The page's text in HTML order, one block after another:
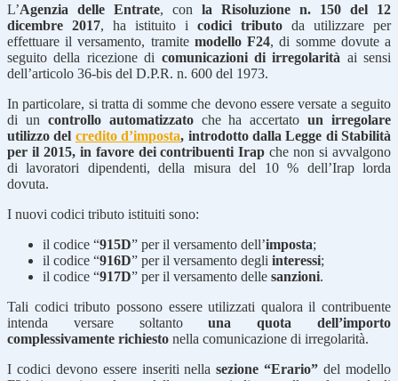
L’Agenzia delle Entrate, con la Risoluzione n. 150 del 12
dicembre 2017, ha istituito i codici tributo da utilizzare per
effettuare il versamento, tramite modello F24, di somme dovute a
seguito della ricezione di comunicazioni di irregolarità ai sensi
dell’articolo 36-bis del D.P.R. n. 600 del 1973.
In particolare, si tratta di somme che devono essere versate a seguito
di un controllo automatizzatoche ha accertato un irregolare
utilizzo del credito d’imposta, introdotto dalla Legge di Stabilità
per il 2015, in favore dei contribuenti Irap che non si avvalgono
di lavoratori dipendenti, della misura del 10 % dell’Irap lorda
dovuta.
I nuovi codici tributo istituiti sono:
il codice “915D” per il versamento dell’imposta;
il codice “916D” per il versamento degli interessi;
il codice “917D” per il versamento delle sanzioni.
Tali codici tributo possono essere utilizzati qualora il contribuente
intenda versare soltantouna quota dell’importo
complessivamente richiesto nella comunicazione di irregolarità.
I codici devono essere inseriti nellasezione “Erario” del modello